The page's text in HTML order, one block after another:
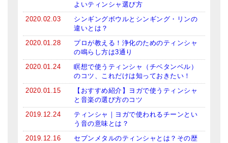
ブログ
特商法の表記
よいティンシャ選び方
2020.02.03
シンギングボウルとシンギング・リンの
違いとは？
2020.01.28
プロが教える！浄化のためのティンシャ
の鳴らし方は3通り
2020.01.24
瞑想で使うティンシャ（チベタンベル）
のコツ、これだけは知っておきたい！
2020.01.15
【おすすめ紹介】ヨガで使うティンシャ
と音楽の選び方のコツ
2019.12.24
ティンシャ｜ヨガで使われるチーンとい
う音の意味とは？
2019.12.16
セブンメタルのティンシャとは？その歴